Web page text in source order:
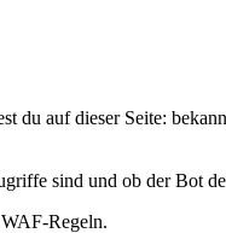
auf dieser Seite:
sind und ob der Bot
Regeln.